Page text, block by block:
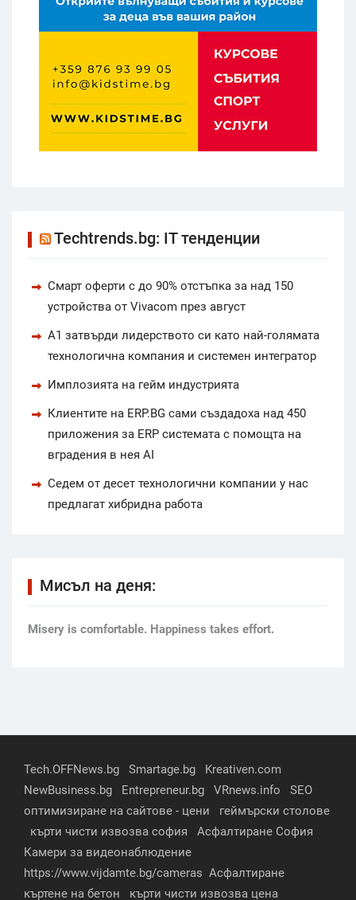
Techtrends.bg: IT тенденции
Смарт оферти с до 90% отстъпка за над 150
устройства от Vivacom през август
А1 затвърди лидерството си като най-голямата
технологична компания и системен интегратор
Имплозията на гейм индустрията
Клиентите на ERP.BG сами създадоха над 450
приложения за ERP системата с помощта на
вградения в нея AI
Седем от десет технологични компании у нас
предлагат хибридна работа
Мисъл на деня:
Мisery is comfortable. Happiness takes effort.
Tech.OFFNews.bg Smartage.bg
Kreativen.com
NewBusiness.bg
Entrepreneur.bg VRnews.info
SEO
оптимизиране на сайтове - цени
геймърски столове
кърти чисти извозва софия
Асфалтиране София
Камери за видеонаблюдение
https://www.vijdamte.bg/cameras Асфалтиране
къртене на бетон
кърти чисти извозва цена